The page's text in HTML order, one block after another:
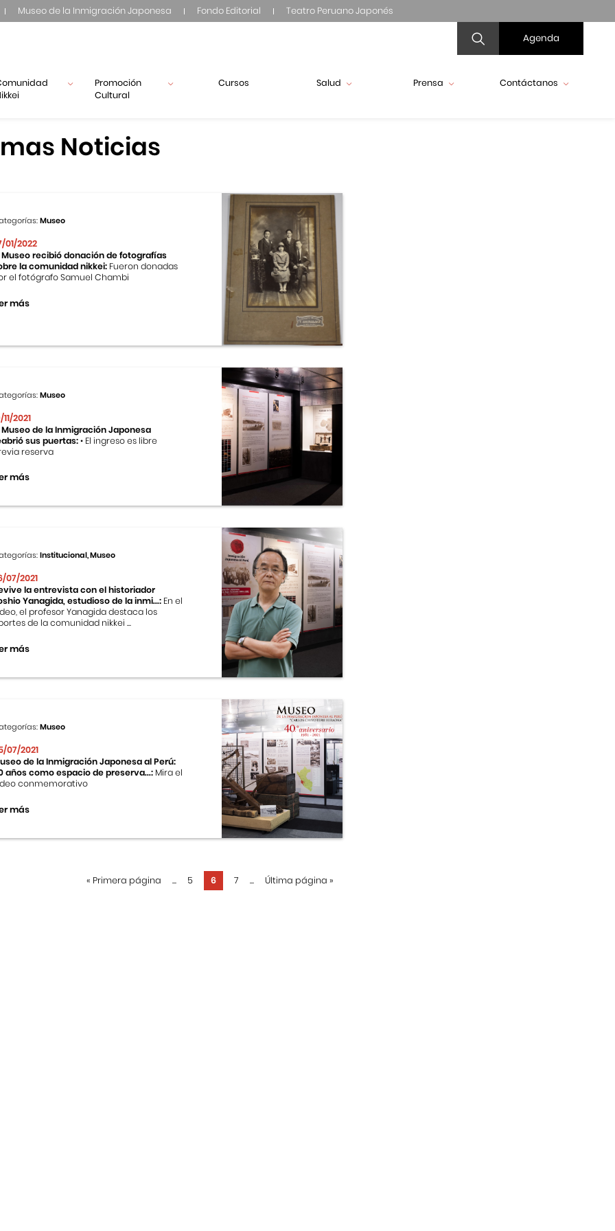
Museo de la Inmigración Japonesa Fondo Editorial Teatro Peruano Japonés
Agenda
Promoción
Cultural
Cursos Salud Prensa Contáctanos
Noticias
Museo
01/2022
Museo recibió donación de fotografías
la comunidad nikkei: Fueron donadas
el fotógrafo Samuel Chambi
más
Museo
11/2021
Museo de la Inmigración Japonesa
sus puertas:• El ingreso es libre
reserva
más
Institucional, Museo
07/2021
la entrevista con el historiador
Yanagida, estudioso de la inmi...: En el
el profesor Yanagida destaca los
de la comunidad nikkei ...
más
Museo
07/2021
de la Inmigración Japonesa al Perú:
años como espacio de preserva...: Mira el
conmemorativo
más
« Primera página ... 5 6 7 ... Última página »